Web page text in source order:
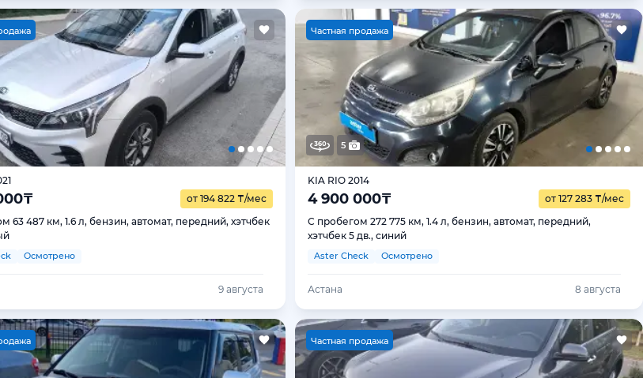
₸ от 194 822 ₸/мес
63 487 км, 1.6 л, бензин, автомат, передний, хэтчбек
Осмотрено
9 августа
Частная продажа
5
KIA RIO 2014
4 900 000₸ от 127 283 ₸/мес
С пробегом 272 775 км, 1.4 л, бензин, автомат, передний,
хэтчбек 5 дв., синий
Aster Check Осмотрено
Астана 8 августа
Частная продажа